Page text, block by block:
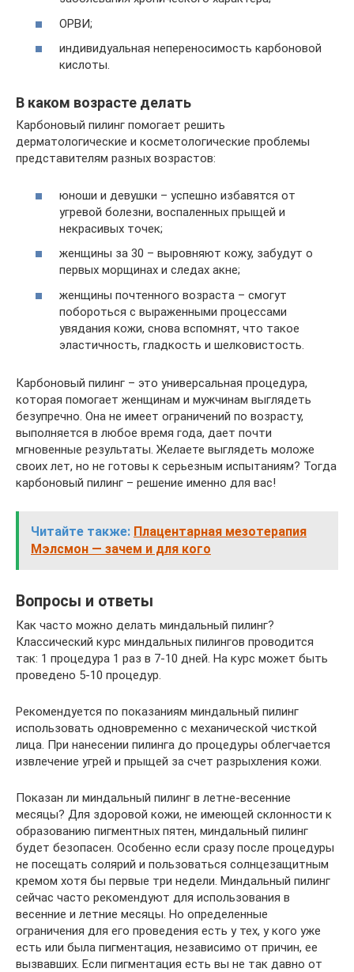
ОРВИ;
индивидуальная непереносимость карбоновой
кислоты.
В каком возрасте делать
Карбоновый пилинг помогает решить
дерматологические и косметологические проблемы
представителям разных возрастов:
юноши и девушки – успешно избавятся от
угревой болезни, воспаленных прыщей и
некрасивых точек;
женщины за 30 – выровняют кожу, забудут о
первых морщинах и следах акне;
женщины почтенного возраста – смогут
побороться с выраженными процессами
увядания кожи, снова вспомнят, что такое
эластичность, гладкость и шелковистость.
Карбоновый пилинг – это универсальная процедура,
которая помогает женщинам и мужчинам выглядеть
безупречно. Она не имеет ограничений по возрасту,
выполняется в любое время года, дает почти
мгновенные результаты. Желаете выглядеть моложе
своих лет, но не готовы к серьезным испытаниям? Тогда
карбоновый пилинг – решение именно для вас!
Читайте также: Плацентарная мезотерапия
Мэлсмон — зачем и для кого
Вопросы и ответы
Как часто можно делать миндальный пилинг?
Классический курс миндальных пилингов проводится
так: 1 процедура 1 раз в 7-10 дней. На курс может быть
проведено 5-10 процедур.
Рекомендуется по показаниям миндальный пилинг
использовать одновременно с механической чисткой
лица. При нанесении пилинга до процедуры облегчается
извлечение угрей и прыщей за счет разрыхления кожи.
Показан ли миндальный пилинг в летне-весенние
месяцы? Для здоровой кожи, не имеющей склонности к
образованию пигментных пятен, миндальный пилинг
будет безопасен. Особенно если сразу после процедуры
не посещать солярий и пользоваться солнцезащитным
кремом хотя бы первые три недели. Миндальный пилинг
сейчас часто рекомендуют для использования в
весенние и летние месяцы. Но определенные
ограничения для его проведения есть у тех, у кого уже
есть или была пигментация, независимо от причин, ее
вызвавших. Если пигментация есть вы не так давно от